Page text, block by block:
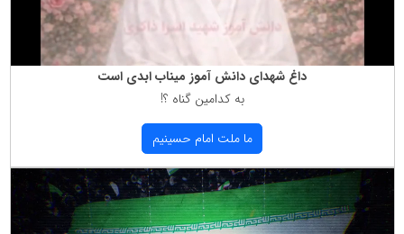
داغ شهدای دانش آموز میناب ابدی است
به كدامین گناه ؟!
ما ملت امام حسینیم